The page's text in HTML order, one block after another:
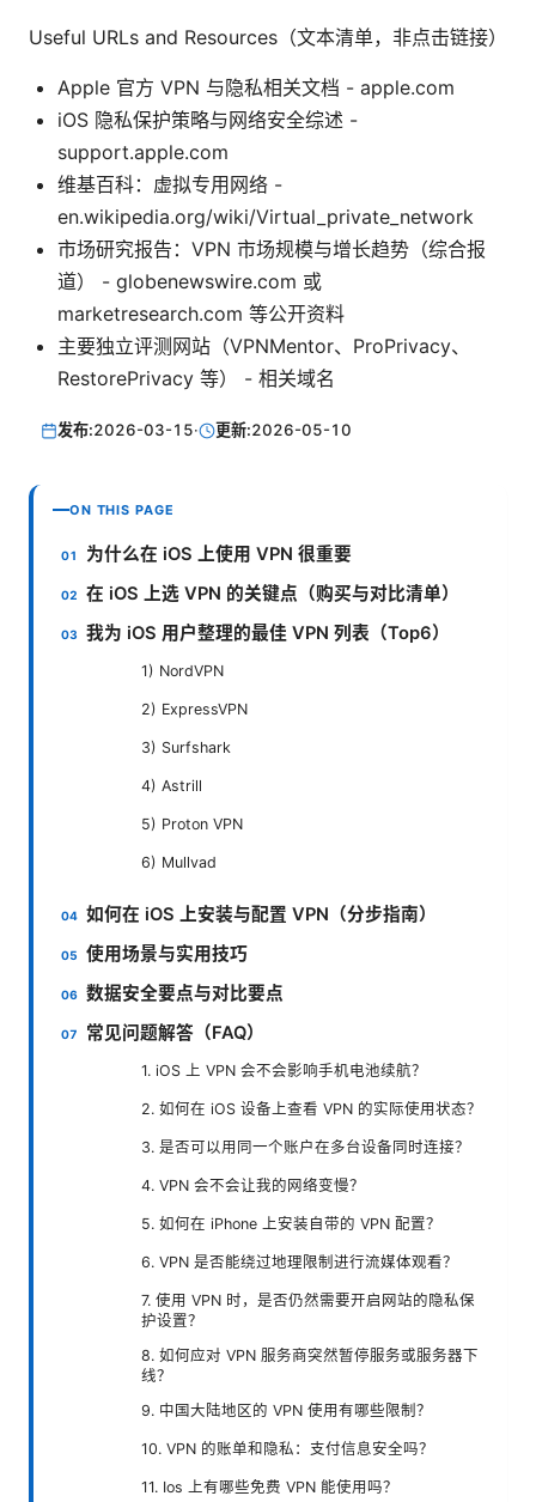
Useful URLs and Resources（文本清单，非点击链接）
Apple 官方 VPN 与隐私相关文档 - apple.com
iOS 隐私保护策略与网络安全综述 -
support.apple.com
维基百科：虚拟专用网络 -
en.wikipedia.org/wiki/Virtual_private_network
市场研究报告：VPN 市场规模与增长趋势（综合报
道） - globenewswire.com 或
marketresearch.com 等公开资料
主要独立评测网站（VPNMentor、ProPrivacy、
RestorePrivacy 等） - 相关域名
发布:2026-03-15· 更新:2026-05-10
ON THIS PAGE
为什么在 iOS 上使用 VPN 很重要
在 iOS 上选 VPN 的关键点（购买与对比清单）
我为 iOS 用户整理的最佳 VPN 列表（Top6）
1) NordVPN
2) ExpressVPN
3) Surfshark
4) Astrill
5) Proton VPN
6) Mullvad
如何在 iOS 上安装与配置 VPN（分步指南）
使用场景与实用技巧
数据安全要点与对比要点
常见问题解答（FAQ）
1. iOS 上 VPN 会不会影响手机电池续航？
2. 如何在 iOS 设备上查看 VPN 的实际使用状态？
3. 是否可以用同一个账户在多台设备同时连接？
4. VPN 会不会让我的网络变慢？
5. 如何在 iPhone 上安装自带的 VPN 配置？
6. VPN 是否能绕过地理限制进行流媒体观看？
7. 使用 VPN 时，是否仍然需要开启网站的隐私保
护设置？
8. 如何应对 VPN 服务商突然暂停服务或服务器下
线？
9. 中国大陆地区的 VPN 使用有哪些限制？
10. VPN 的账单和隐私：支付信息安全吗？
11. Ios 上有哪些免费 VPN 能使用吗？